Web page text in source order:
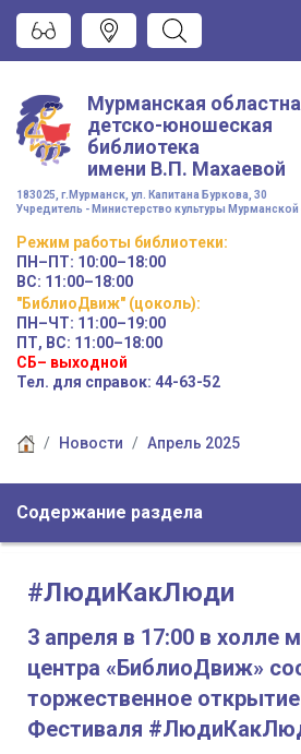
Мурманская
детско-юношеская
библиотека
имени В.П. Махаевой
183025, г.Мурманск, ул. Капитана Буркова, 30
Учредитель - Министерство культуры Мурманской
Режим работы библиотеки:
ПН–ПТ: 10:00–18:00
ВС: 11:00–18:00
"БиблиоДвиж" (цоколь):
ПН–ЧТ: 11:00–19:00
ПТ, ВС: 11:00–18:00
СБ– выходной
Тел. для справок: 44-63-52
Новости Апрель 2025
Содержание раздела
#ЛюдиКакЛюди
3 апреля в 17:00 в холле
центра «БиблиоДвиж»
торжественное
Фестиваля